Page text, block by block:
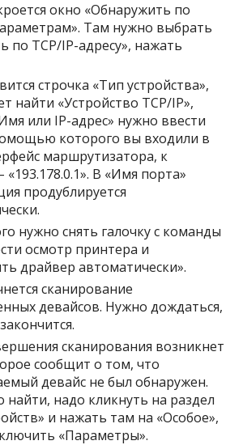
окно «Обнаружить по
Там нужно выбрать
по ТСР/IP-адресу», нажать
строчка «Тип устройства»,
найти «Устройство ТСР/IP»,
или IP-адрес» нужно ввести
которого вы входили в
маршрутизатора, к
«193.178.0.1». В «Имя порта»
продублируется
нужно снять галочку с команды
осмотр принтера и
драйвер автоматически».
сканирование
девайсов. Нужно дождаться,
сканирования возникнет
сообщит о том, что
девайс не был обнаружен.
найти, надо кликнуть на раздел
и нажать там на «Особое»,
«Параметры».